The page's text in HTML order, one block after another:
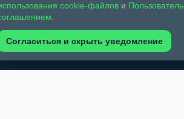
праве и смежных правах.
Запрещается перепечатка более 30%
при указании автора фото и ссылки на
cookie-файлов и
Согласиться и скрыть уведомление